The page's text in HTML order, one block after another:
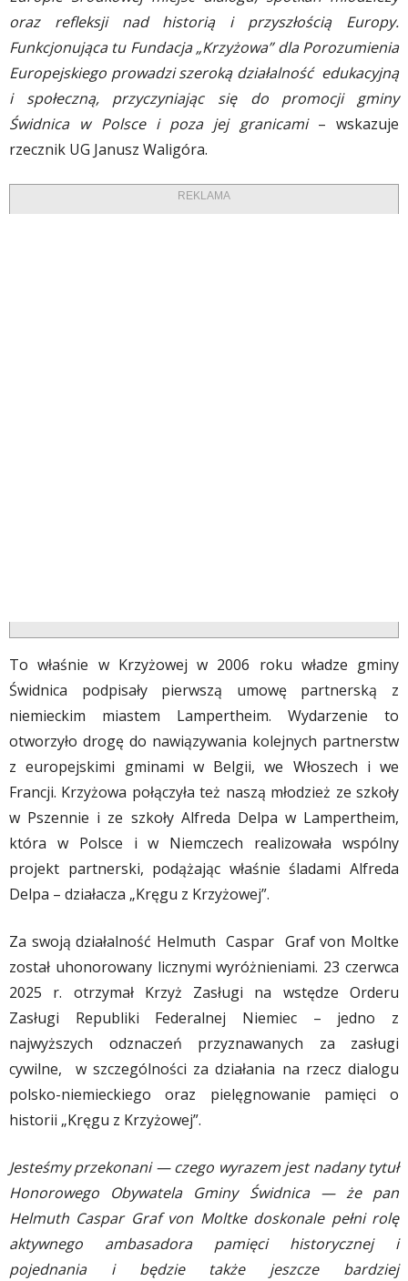
oraz refleksji nad historią i przyszłością Europy.
Funkcjonująca tu Fundacja „Krzyżowa” dla Porozumienia
Europejskiego prowadzi szeroką działalność edukacyjną
i społeczną, przyczyniając się do promocji gminy
Świdnica w Polsce i poza jej granicami– wskazuje
rzecznik UG Janusz Waligóra.
REKLAMA
To właśnie w Krzyżowej w 2006 roku władze gminy
Świdnica podpisały pierwszą umowę partnerską z
niemieckim miastem Lampertheim. Wydarzenie to
otworzyło drogę do nawiązywania kolejnych partnerstw
z europejskimi gminami w Belgii, we Włoszech i we
Francji. Krzyżowa połączyła też naszą młodzież ze szkoły
w Pszennie i ze szkoły Alfreda Delpa w Lampertheim,
która w Polsce i w Niemczech realizowała wspólny
projekt partnerski, podążając właśnie śladami Alfreda
Delpa – działacza „Kręgu z Krzyżowej”.
Za swoją działalność Helmuth Caspar Graf von Moltke
został uhonorowany licznymi wyróżnieniami. 23 czerwca
2025 r. otrzymał Krzyż Zasługi na wstędze Orderu
Zasługi Republiki Federalnej Niemiec – jedno z
najwyższych odznaczeń przyznawanych za zasługi
cywilne, w szczególności za działania na rzecz dialogu
polsko-niemieckiego oraz pielęgnowanie pamięci o
historii „Kręgu z Krzyżowej”.
Jesteśmy przekonani — czego wyrazem jest nadany tytuł
Honorowego Obywatela Gminy Świdnica — że pan
Helmuth Caspar Graf von Moltke doskonale pełni rolę
aktywnego ambasadora pamięci historycznej i
pojednania i będzie także jeszcze bardziej